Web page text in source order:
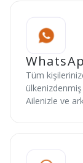
Tüm
Ailenizle ve